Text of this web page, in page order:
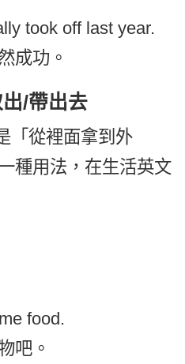
took off last year.
成功。
/帶出去
「從裡面拿到外
種用法，在生活英文
food.
吧。